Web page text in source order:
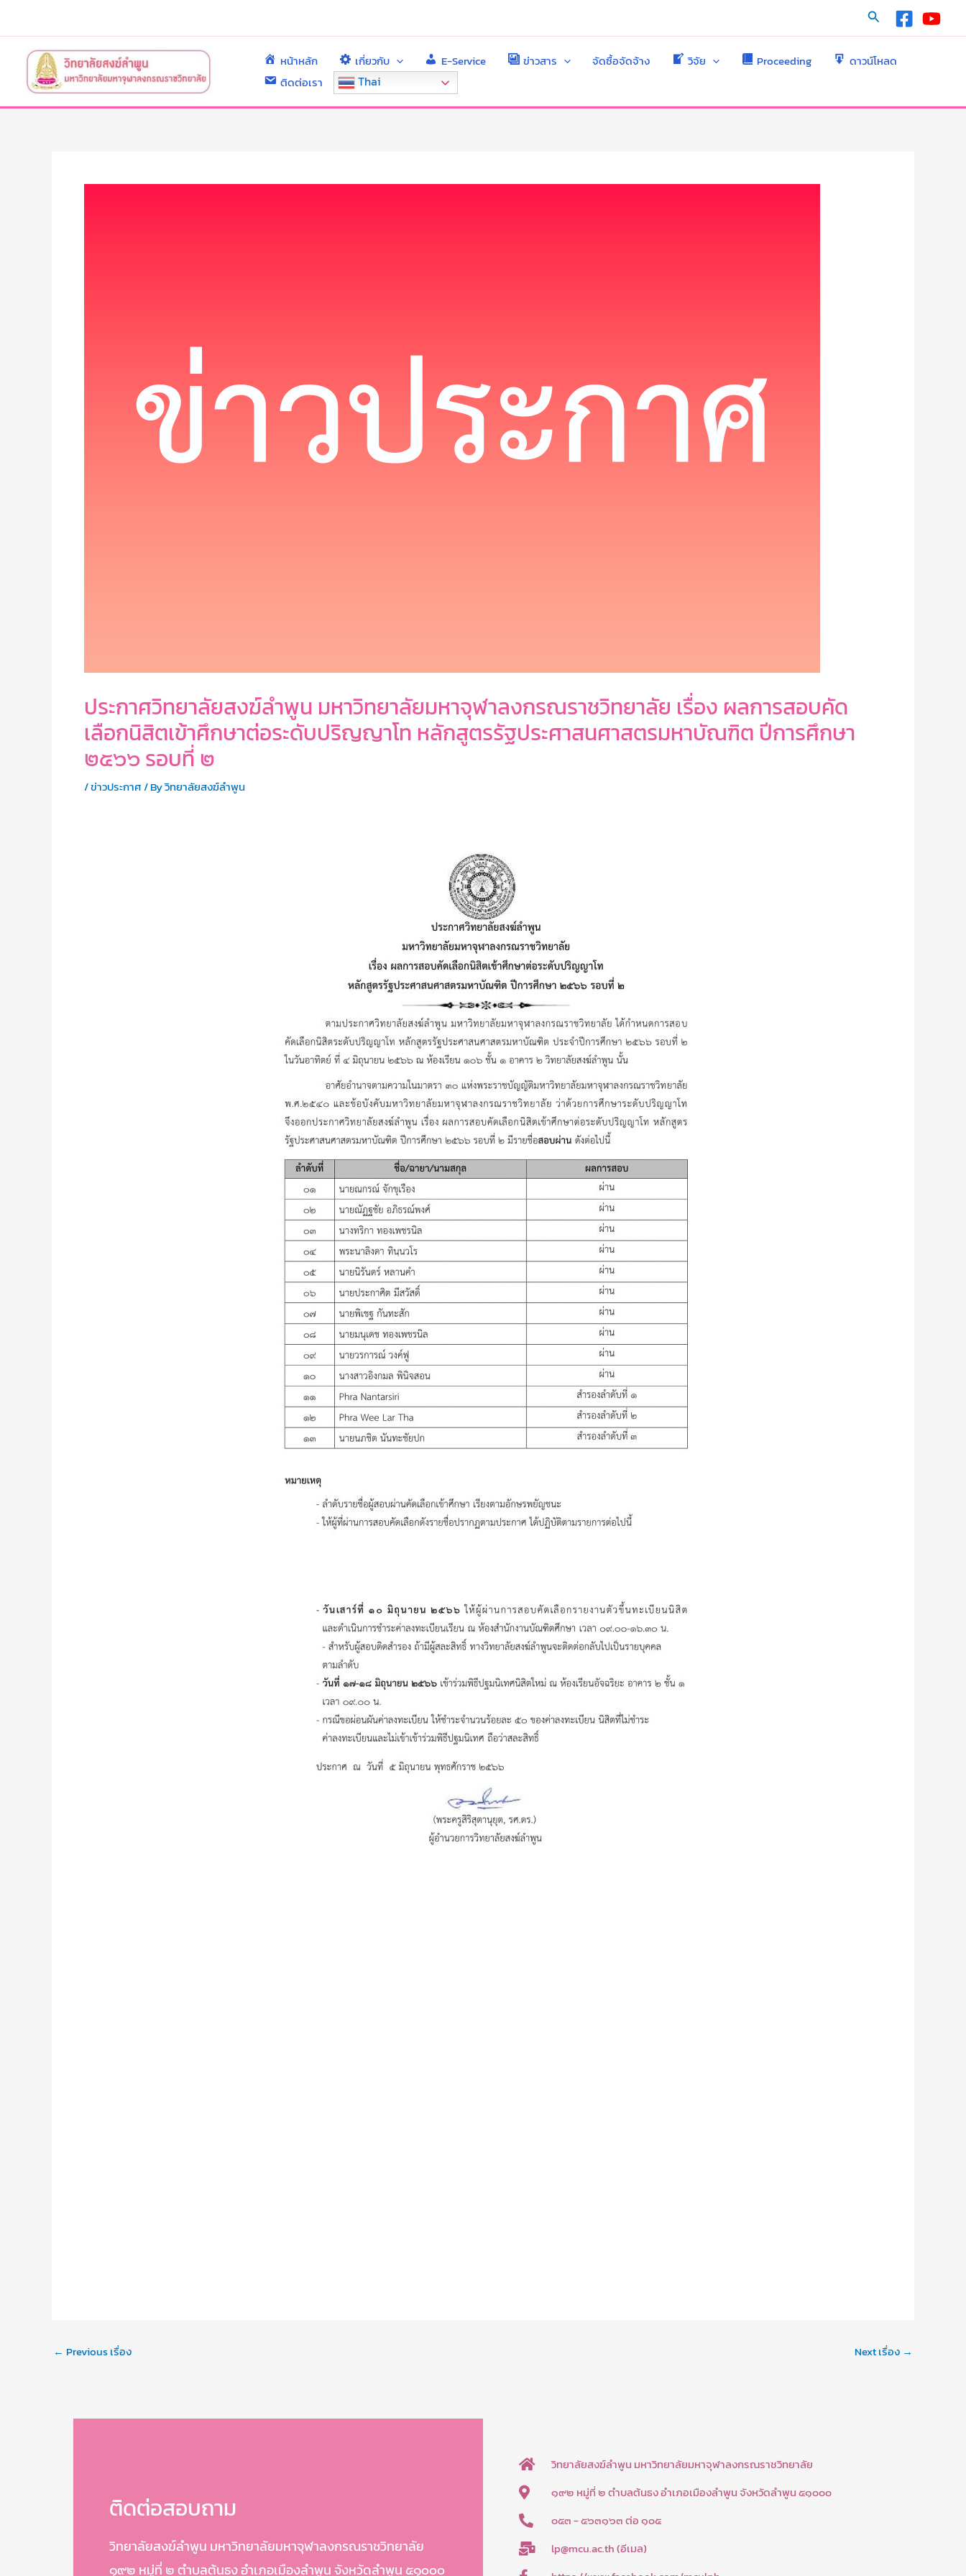
content
Search
หน้าหลัก เกี่ยวกับ E-Service ข่าวสาร จัดซื้อจัดจ้าง วิจัย Proceeding
ดาวน์โหลด
ติดต่อเรา
Thai
ประกาศวิทยาลัยสงฆ์ลำพูน มหาวิทยาลัยมหาจุฬาลงกรณราชวิทยาลัย เรื่อง ผลการสอบคัด
เลือกนิสิตเข้าศึกษาต่อระดับปริญญาโท หลักสูตรรัฐประศาสนศาสตรมหาบัณฑิต ปีการศึกษา
๒๕๖๖ รอบที่ ๒
/ข่าวประกาศ/ Byวิทยาลัยสงฆ์ลำพูน
← Previous เรื่อง Next เรื่อง →
ติดต่อสอบถาม
วิทยาลัยสงฆ์ลำพูน มหาวิทยาลัยมหาจุฬาลงกรณราชวิทยาลัย
๑๙๒ หมู่ที่ ๒ ตำบลต้นธง อำเภอเมืองลำพูน จังหวัดลำพูน ๕๑๐๐๐
วิทยาลัยสงฆ์ลำพูน มหาวิทยาลัยมหาจุฬาลงกรณราชวิทยาลัย
๑๙๒ หมู่ที่ ๒ ตำบลต้นธง อำเภอเมืองลำพูน จังหวัดลำพูน ๕๑๐๐๐
๐๕๓ - ๕๖๓๑๖๓ ต่อ ๑๐๕
lp@mcu.ac.th (อีเมล)